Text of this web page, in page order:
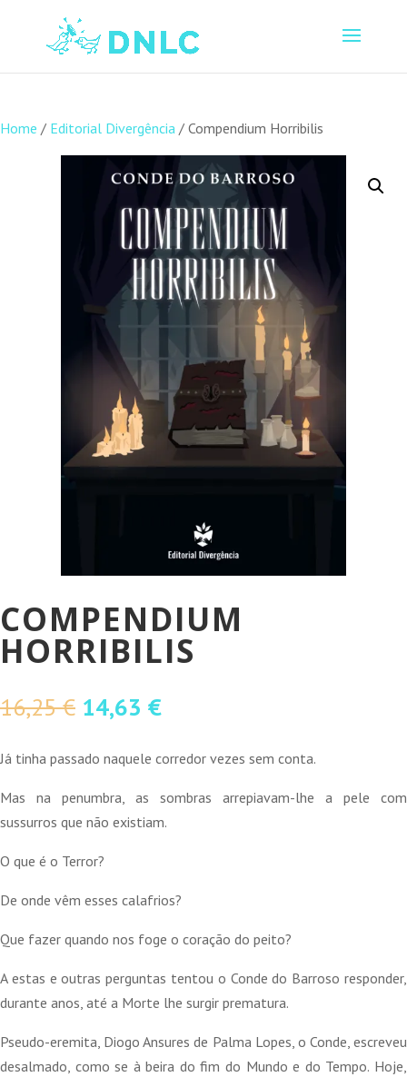
Home / Editorial Divergência / Compendium Horribilis
COMPENDIUM
HORRIBILIS
16,25€ O
original
16,25 €.
14,63 €O
atual
14,63 €.
Já tinha passado naquele corredor vezes sem conta.
Mas na penumbra, as sombras arrepiavam-lhe a pele com
sussurros que não existiam.
O que é o Terror?
De onde vêm esses calafrios?
Que fazer quando nos foge o coração do peito?
A estas e outras perguntas tentou o Conde do Barroso responder,
durante anos, até a Morte lhe surgir prematura.
Pseudo-eremita, Diogo Ansures de Palma Lopes, o Conde, escreveu
desalmado, como se à beira do fim do Mundo e do Tempo. Hoje,